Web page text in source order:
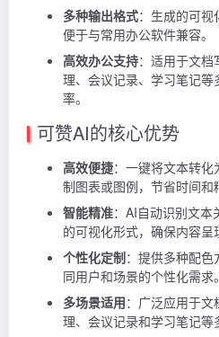
多种输出格式：生成的可视
便于与常用办公软件兼容。
高效办公支持：适用于文
理、会议记录、学习笔记
率。
可赞AI的核心优势
高效便捷：一键将文本转
制图表或图例，节省时间和
智能精准：AI自动识别文
的可视化形式，确保内容呈
个性化定制：提供多种配
同用户和场景的个性化需求。
多场景适用：广泛应用于
理、会议记录和学习笔记等